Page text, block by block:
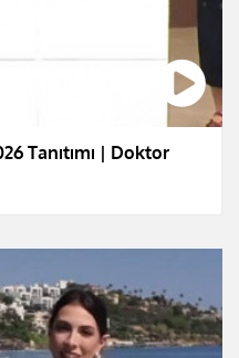
Tanıtımı | Doktor